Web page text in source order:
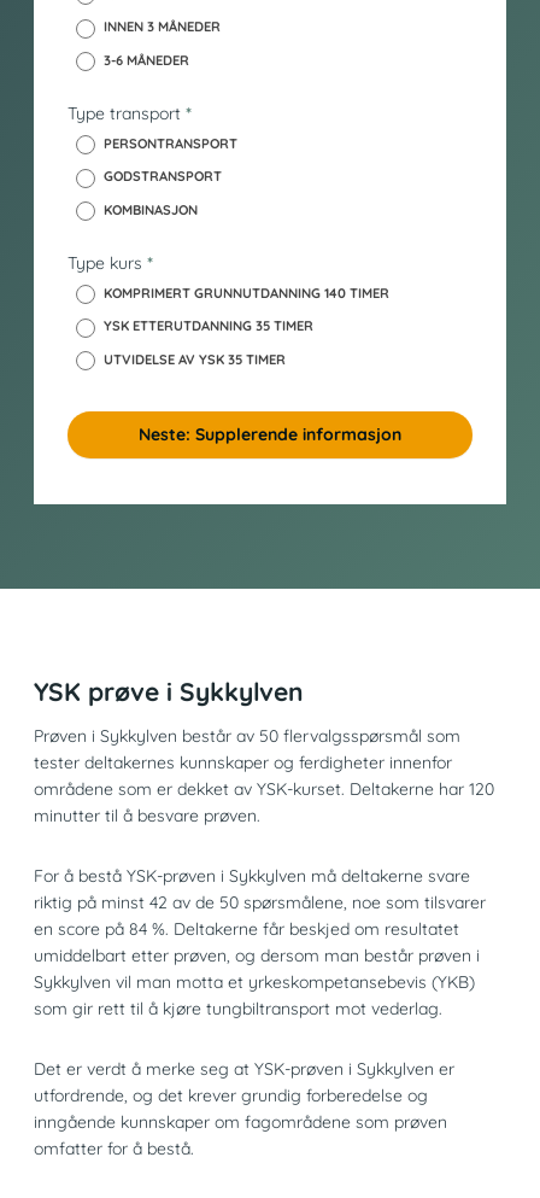
o
_
INNEN 3 MÅNEDER
3-6 MÅNEDER
Type transport *
PERSONTRANSPORT
GODSTRANSPORT
KOMBINASJON
Type kurs *
KOMPRIMERT GRUNNUTDANNING 140 TIMER
YSK ETTERUTDANNING 35 TIMER
UTVIDELSE AV YSK 35 TIMER
Neste: Supplerende informasjon
YSK prøve i Sykkylven
Prøven i Sykkylven består av 50 flervalgsspørsmål som
tester deltakernes kunnskaper og ferdigheter innenfor
områdene som er dekket av YSK-kurset. Deltakerne har 120
minutter til å besvare prøven.
For å bestå YSK-prøven i Sykkylven må deltakerne svare
riktig på minst 42 av de 50 spørsmålene, noe som tilsvarer
en score på 84 %. Deltakerne får beskjed om resultatet
umiddelbart etter prøven, og dersom man består prøven i
Sykkylven vil man motta et yrkeskompetansebevis (YKB)
som gir rett til å kjøre tungbiltransport mot vederlag.
Det er verdt å merke seg at YSK-prøven i Sykkylven er
utfordrende, og det krever grundig forberedelse og
inngående kunnskaper om fagområdene som prøven
omfatter for å bestå.